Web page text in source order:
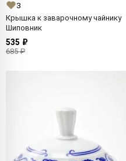
3
Крышка к заварочному чайнику
Шиповник
535 ₽
685 ₽